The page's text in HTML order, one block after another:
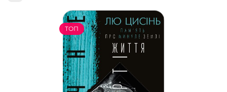
Книги для підлітків (240)
Науково-популярна література (1015)
Навчальна література та посібники (527)
Енциклопедії, довідники, словники (55)
Подарункові сертифікати (1)
ТОП